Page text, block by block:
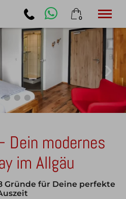
26. August
0
ist leer
Dein modernes
im Allgäu
Gründe für Deine perfekte